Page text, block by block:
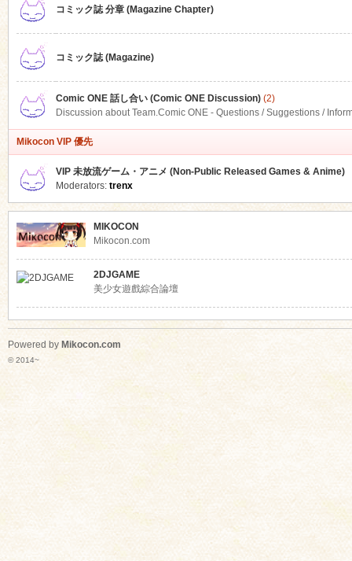
コミック誌 分章 (Magazine Chapter)
コミック誌 (Magazine)
Comic ONE 話し合い (Comic ONE Discussion)(2)
Discussion about Team.Comic ONE - Questions / Suggestions /
Mikocon VIP 優先
VIP 未放流ゲーム・アニメ (Non-Public Released Games & Anime)
Moderators: trenx
MIKOCON
Mikocon.com
2DJGAME
美少女遊戲綜合論壇
Powered by Mikocon.com
© 2014~